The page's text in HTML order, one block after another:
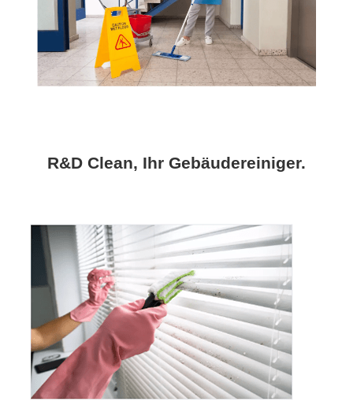
R&D Clean, Ihr Gebäudereiniger.